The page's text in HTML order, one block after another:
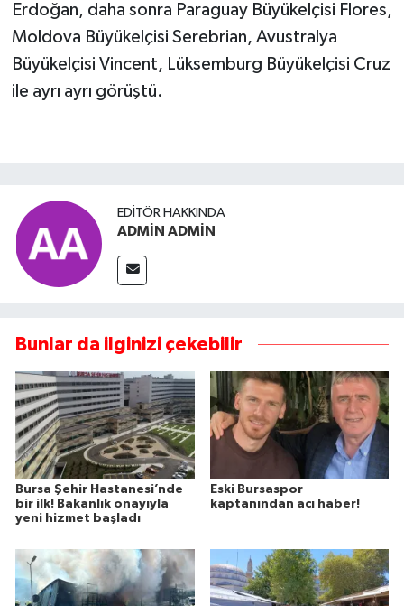
Erdoğan, daha sonra Paraguay Büyükelçisi Flores,
Moldova Büyükelçisi Serebrian, Avustralya
Büyükelçisi Vincent, Lüksemburg Büyükelçisi Cruz
ile ayrı ayrı görüştü.
EDITÖR HAKKINDA
ADMİN ADMİN
Bunlar da ilginizi çekebilir
Bursa Şehir Hastanesi’nde
bir ilk! Bakanlık onayıyla
yeni hizmet başladı
Eski Bursaspor
kaptanından acı haber!